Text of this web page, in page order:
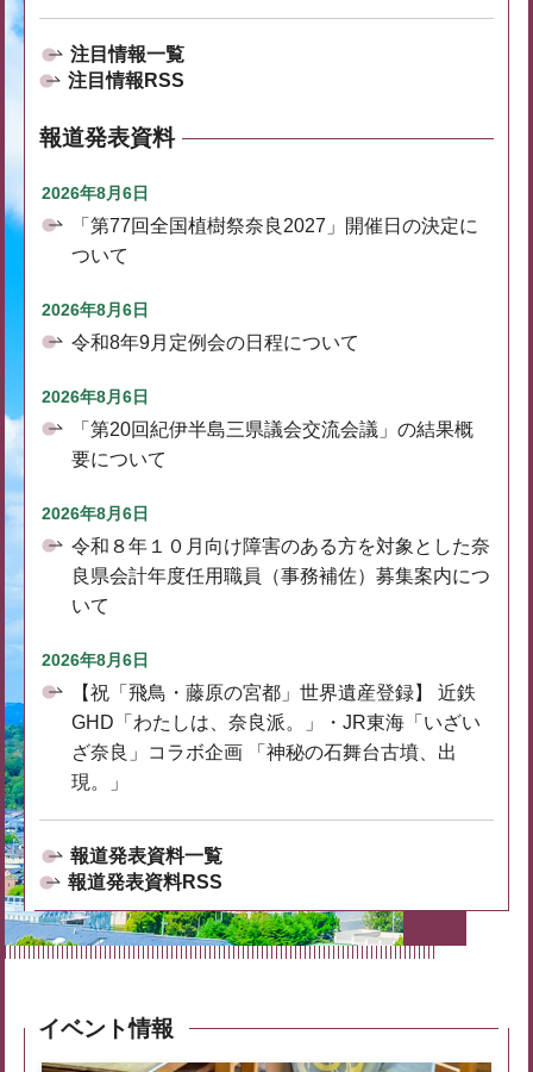
注目情報一覧
注目情報RSS
報道発表資料
2026年8月6日
「第77回全国植樹祭奈良2027」開催日の決定に
ついて
2026年8月6日
令和8年9月定例会の日程について
2026年8月6日
「第20回紀伊半島三県議会交流会議」の結果概
要について
2026年8月6日
令和８年１０月向け障害のある方を対象とした奈
良県会計年度任用職員（事務補佐）募集案内につ
いて
2026年8月6日
【祝「飛鳥・藤原の宮都」世界遺産登録】 近鉄
GHD「わたしは、奈良派。」・JR東海「いざい
ざ奈良」コラボ企画 「神秘の石舞台古墳、出
現。」
報道発表資料一覧
報道発表資料RSS
イベント情報